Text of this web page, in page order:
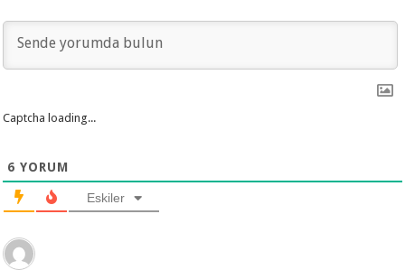
Captcha loading...
6 YORUM
Eskiler